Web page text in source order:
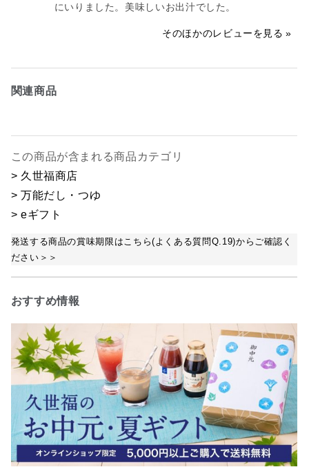
にいりました。美味しいお出汁でした。
そのほかのレビューを見る
関連商品
この商品が含まれる商品カテゴリ
> 久世福商店
> 万能だし・つゆ
> eギフト
発送する商品の賞味期限はこちら(よくある質問Q.19)からご確認く
ださい＞＞
おすすめ情報